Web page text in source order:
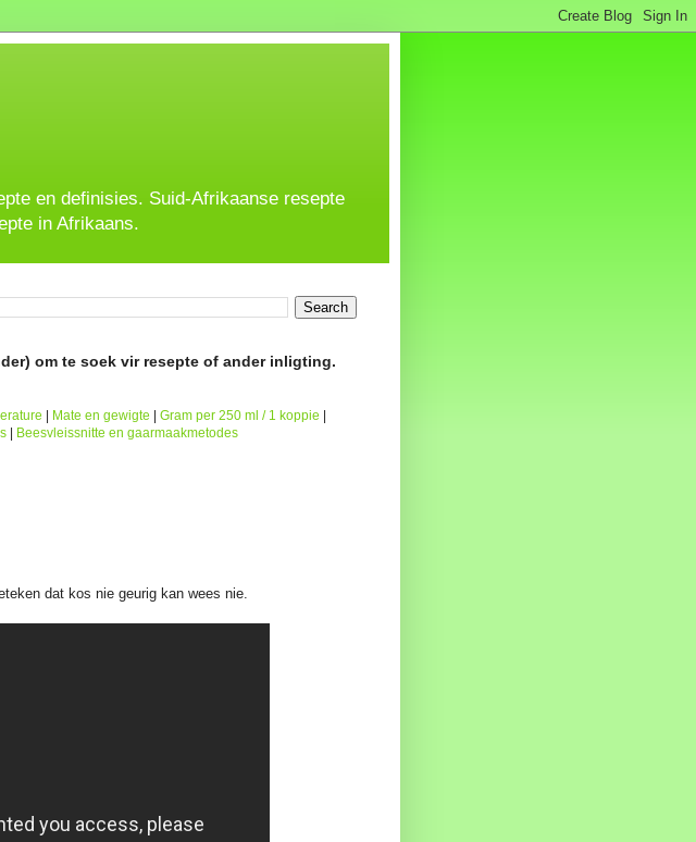
en definisies. Suid-Afrikaanse resepte
in Afrikaans.
om te soek vir resepte of ander inligting.
Mate en gewigte Gram per 250 ml / 1 koppie
Beesvleissnitte en gaarmaakmetodes
dat kos nie geurig kan wees nie.